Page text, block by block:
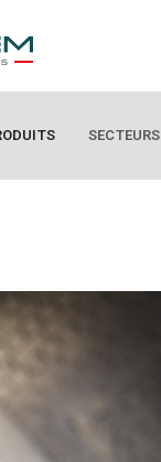
SECTEURS